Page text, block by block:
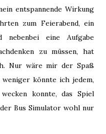
entspannende Wirkung
zum Feierabend, ein
nebenbei eine Aufgabe
zu müssen, hat
Nur wäre mir der Spaß
könnte ich jedem,
konnte, das Spiel
Bus Simulator wohl nur